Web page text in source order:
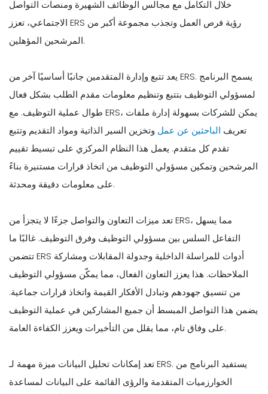
خلال التكامل مع مجالس الوظائف الشهيرة ومنصات التواصل
الاجتماعي، تعزز ERS رؤية فرص العمل وتجذب مجموعة أكبر من
المرشحين المؤهلين.
يعد تتبع وإدارة المتقدمين جانبًا أساسيًا آخر من ERS. يسمح البرنامج
لمسؤولي التوظيف بتتبع وتنظيم معلومات مقدم الطلب بشكل فعال
طوال عملية التوظيف. مع ERS، يمكن للشركات بسهولة إدارة ملفات
تعريف الباحثين عن عمل وتخزين السير الذاتية ومواد التقديم وتتبع
تقدم كل متقدم. يعمل هذا النظام المركزي على تبسيط تقييم
المرشحين وتمكين مسؤولي التوظيف من اتخاذ قرارات مستنيرة بناءً
على معلومات دقيقة ومحدثة.
تعد ميزات التعاون والتواصل جزءًا لا يتجزأ من ERS، مما يسهل
التفاعل السلس بين مسؤولي التوظيف وفرق التوظيف. غالبًا ما
تتضمن ERS أدوات للمراسلة الداخلية وجدولة المقابلات ومشاركة
الملاحظات. هذا يعزز التعاون الفعال، مما يمكّن مسؤولي التوظيف
من تنسيق جهودهم وتبادل الأفكار القيمة واتخاذ قرارات جماعية.
يضمن هذا التواصل المبسط أن جميع المشاركين في عملية التوظيف
على وفاق تام، مما يقلل من التأخيرات ويعزز الكفاءة العامة.
تعد إمكانات تحليل البيانات ميزة مهمة لـ ERS. يستفيد البرنامج من
الخوارزميات المتقدمة والرؤى القائمة على البيانات لمساعدة